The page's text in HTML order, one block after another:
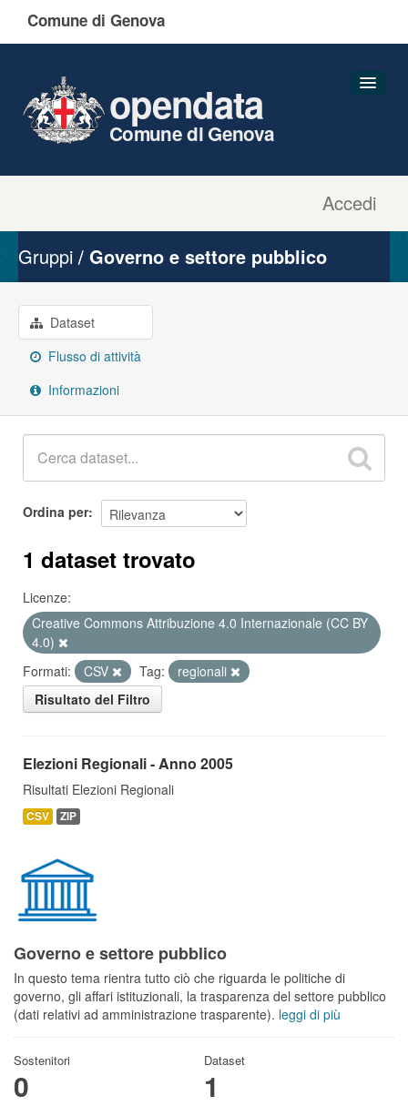
Comune di Genova
Accedi
opendata
Comune di Genova
Gruppi
Gruppi Governo e settore pubblico
Dataset
Flusso di attività
Informazioni
Ordina per
1 dataset trovato
Licenze:
Creative Commons Attribuzione 4.0 Internazionale (CC BY
4.0)
Formati:
CSV Tag:
regionali
Risultato del Filtro
Elezioni Regionali - Anno 2005
Risultati Elezioni Regionali
CSV ZIP
Governo e settore pubblico
In questo tema rientra tutto ciò che riguarda le politiche di
governo, gli affari istituzionali, la trasparenza del settore pubblico
(dati relativi ad amministrazione trasparente). leggi di più
Sostenitori
0
Dataset
1